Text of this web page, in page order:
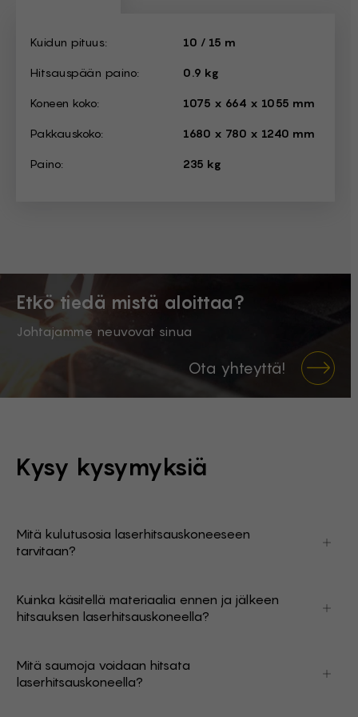
Dimensions
Kuidun pituus: 10 / 15 m
Hitsauspään paino: 0.9 kg
Koneen koko: 1075 x 664 x 1055 mm
Pakkauskoko: 1680 x 780 x 1240 mm
Paino: 235 kg
Etkö tiedä mistä aloittaa?
Johtajamme neuvovat sinua
Ota yhteyttä!
Kysy kysymyksiä
Mitä kulutusosia laserhitsauskoneeseen
tarvitaan?
tarvita. Osat hitsataan ilman lisäainelankaa, vaikka
se voidaan syöttää lisävarusteena.
Kuinka käsitellä materiaalia ennen ja jälkeen
hitsauksen laserhitsauskoneella?
puhtaus ei ole niin tärkeää kuin MIG-hitsauksessa.
Mitä saumoja voidaan hitsata
laserhitsauskoneella?